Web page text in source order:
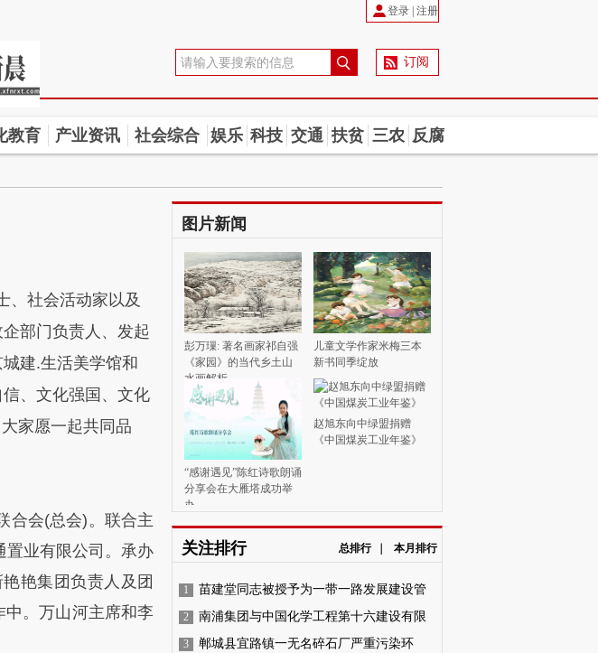
登录 注册
订阅
教育 产业资讯 社会综合 娱乐 科技 交通 扶贫 三农 反腐
、社会活动家以及
部门负责人、发起
建.生活美学馆和
、文化强国、文化
家愿一起共同品
合会(总会)。联合主
置业有限公司。承办
艳集团负责人及团
。万山河主席和李
图片新闻
彭万璅: 著名画家祁自强
《家园》的当代乡土山
水画解析
儿童文学作家米梅三本
新书同季绽放
“感谢遇见”陈红诗歌朗诵
分享会在大雁塔成功举
办
赵旭东向中绿盟捐赠
《中国煤炭工业年鉴》
总排行 本月排行
关注排行
1
苗建堂同志被授予为一带一路发展建设管
理工作委员会执行主
2
南浦集团与中国化学工程第十六建设有限
公司举行合作交流会座谈会
3
郸城县宜路镇一无名碎石厂严重污染环